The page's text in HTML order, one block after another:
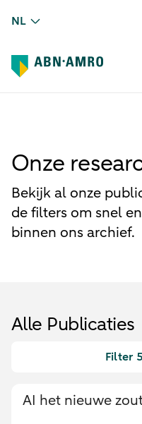
NL
Onze
Bekijk al onze
de filters om snel
binnen ons archief.
Alle Publicaties
Filter
AI het nieuwe